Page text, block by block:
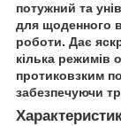
потужний та
для щоденного
роботи. Дає
кілька режимів
протиковзким
забезпечуючи